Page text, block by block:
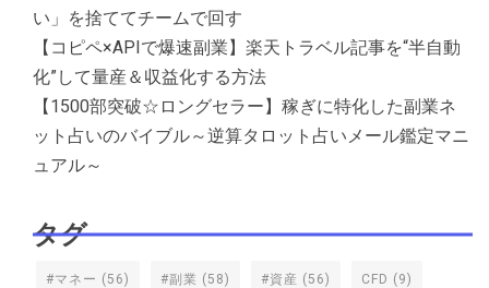
い」を捨ててチームで回す
【コピペ×APIで爆速副業】楽天トラベル記事を“半自動
化”して量産＆収益化する方法
【1500部突破☆ロングセラー】稼ぎに特化した副業ネ
ット占いのバイブル～逆算タロット占いメール鑑定マニ
ュアル～
タグ
#マネー (56) #副業 (58) #資産 (56) CFD (9)